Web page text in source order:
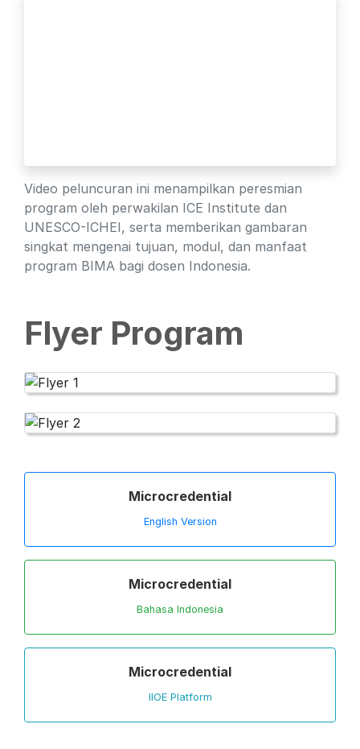
Video peluncuran ini menampilkan peresmian
program oleh perwakilan ICE Institute dan
UNESCO-ICHEI, serta memberikan gambaran
singkat mengenai tujuan, modul, dan manfaat
program BIMA bagi dosen Indonesia.
Flyer Program
Microcredential
English Version
Microcredential
Bahasa Indonesia
Microcredential
IIOE Platform